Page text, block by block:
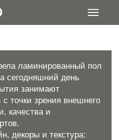
Toggle
ламинированный пол
сегодняшний день
занимают
точки зрения внешнего
качества и
декоры и текстура: